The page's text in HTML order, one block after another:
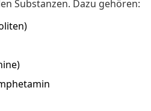
Substanzen. Dazu gehören: